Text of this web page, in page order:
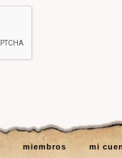
miembros mi